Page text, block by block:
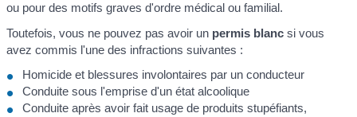
ou pour des motifs graves d'ordre médical ou familial.
Toutefois, vous ne pouvez pas avoir un permis blanc si vous
avez commis l'une des infractions suivantes :
Homicide et blessures involontaires par un conducteur
Conduite sous l'emprise d'un état alcoolique
Conduite après avoir fait usage de produits stupéfiants,